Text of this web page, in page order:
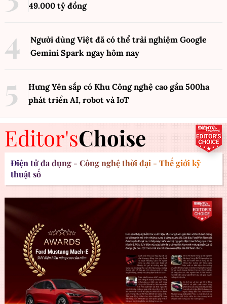
49.000 tỷ đồng
Người dùng Việt đã có thể trải nghiệm Google
Gemini Spark ngay hôm nay
Hưng Yên sắp có Khu Công nghệ cao gần 500ha
phát triển AI, robot và IoT
Editor'sChoise
Điện tử đa dụng - Công nghệ thời đại - Thế giới kỹ
thuật số